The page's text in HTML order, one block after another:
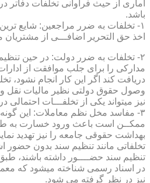
آماری از حیث فراوانی تخلفات دفاتر
باشد.
۱- تخلفات به ضرر مراجعین: شایع
اخذ حق التحریر اضافـــی از
۲- تخلفات به ضرر دولت: در حین
مدارکی را برای جلب موافقت از
دریافت کند اگر این کار انجام نشود،
وصول حقوق دولتی نظیر مالیات نقل و
نیز میتواند یکی از تخلفـــات
۳- مفاسد مخل نظم معاملات: این گونه
ممکــن است باعث ورود خسارت به
بهداشت حقوقی جامعه را نیز تهدید
تخلفاتی مانند تنظیم سند بدون حضور
در اسناد رسمی شناخته میشود که
نیز در نظر گرفته می شود.